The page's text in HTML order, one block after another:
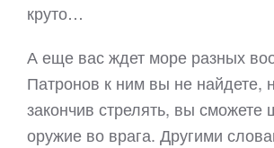
круто…
А еще вас ждет море разных
Патронов к ним вы не найдете,
закончив стрелять, вы сможете
оружие во врага. Другими